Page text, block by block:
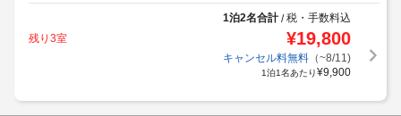
1泊2名合計/税・手数料込
残り3室
¥19,800
キャンセル料無料（~8/11)
1泊1名あたり¥9,900